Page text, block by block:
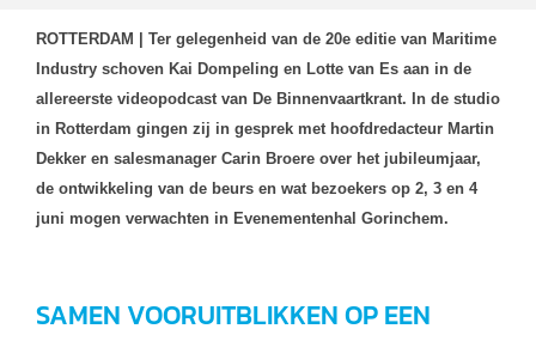
ROTTERDAM | Ter gelegenheid van de 20e editie van Maritime
Industry schoven Kai Dompeling en Lotte van Es aan in de
allereerste videopodcast van De Binnenvaartkrant. In de studio
in Rotterdam gingen zij in gesprek met hoofdredacteur Martin
Dekker en salesmanager Carin Broere over het jubileumjaar,
de ontwikkeling van de beurs en wat bezoekers op 2, 3 en 4
juni mogen verwachten in Evenementenhal Gorinchem.
SAMEN VOORUITBLIKKEN OP EEN